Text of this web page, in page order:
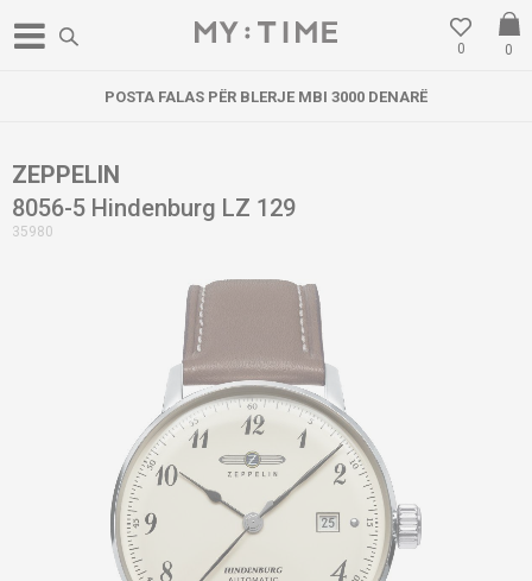
0
0
POSTA FALAS PËR BLERJE MBI 3000 DENARË
ZEPPELIN
8056-5 Hindenburg LZ 129
35980